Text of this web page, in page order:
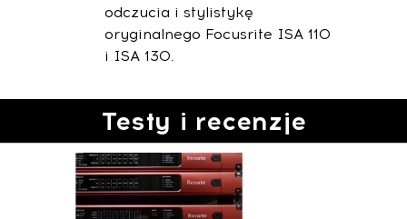
odczucia i stylistykę
oryginalnego Focusrite ISA 110
i ISA 130.
Testy i recenzje